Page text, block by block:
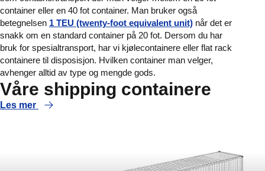
container eller en 40 fot container. Man bruker også
betegnelsen 1 TEU (twenty-foot equivalent unit) når det er
snakk om en standard container på 20 fot. Dersom du har
bruk for spesialtransport, har vi kjølecontainere eller flat rack
containere til disposisjon. Hvilken container man velger,
avhenger alltid av type og mengde gods.
Våre shipping containere
Les mer